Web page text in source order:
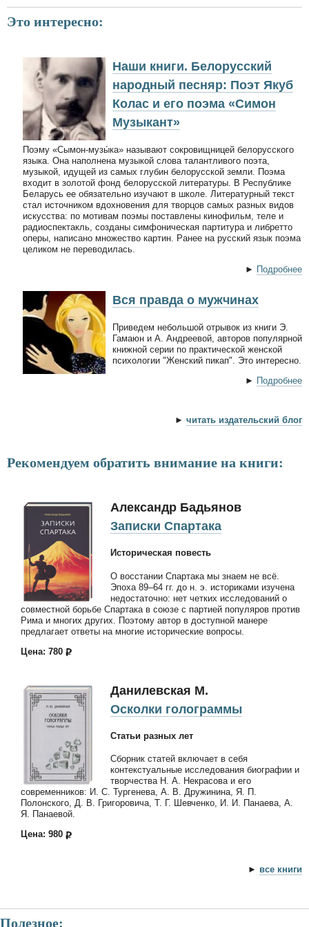
Это интересно:
Наши книги. Белорусский
народный песняр: Поэт Якуб
Колас и его поэма «Симон
Музыкант»
Поэму «Сымон-музы́ка» называют сокровищницей белорусского
языка. Она наполнена музыкой слова талантливого поэта,
музыкой, идущей из самых глубин белорусской земли. Поэма
входит в золотой фонд белорусской литературы. В Республике
Беларусь ее обязательно изучают в школе. Литературный текст
стал источником вдохновения для творцов самых разных видов
искусства: по мотивам поэмы поставлены кинофильм, теле и
радиоспектакль, созданы симфоническая партитура и либретто
оперы, написано множество картин. Ранее на русский язык поэма
целиком не переводилась.
► Подробнее
Вся правда о мужчинах
Приведем небольшой отрывок из книги Э.
Гамаюн и А. Андреевой, авторов популярной
книжной серии по практической женской
психологии "Женский пикап". Это интересно.
► Подробнее
► читать издательский блог
Рекомендуем обратить внимание на книги:
Александр Бадьянов
Записки Спартака
Историческая повесть
О восстании Спартака мы знаем не всё.
Эпоха 89–64 гг. до н. э. историками изучена
недостаточно: нет четких исследований о
совместной борьбе Спартака в союзе с партией популяров против
Рима и многих других. Поэтому автор в доступной манере
предлагает ответы на многие исторические вопросы.
Цена: 780
Данилевская М.
Осколки голограммы
Статьи разных лет
Сборник статей включает в себя
контекстуальные исследования биографии и
творчества Н. А. Некрасова и его
современников: И. С. Тургенева, А. В. Дружинина, Я. П.
Полонского, Д. В. Григоровича, Т. Г. Шевченко, И. И. Панаева, А.
Я. Панаевой.
Цена: 980
► все книги
Полезное: